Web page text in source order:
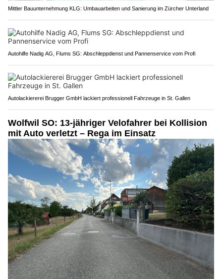
Mittler Bauunternehmung KLG: Umbauarbeiten und Sanierung im Zürcher Unterland
Autohilfe Nadig AG, Flums SG: Abschleppdienst und Pannenservice vom Profi
Autolackiererei Brugger GmbH lackiert professionell Fahrzeuge in St. Gallen
Wolfwil SO: 13-jähriger Velofahrer bei Kollision
mit Auto verletzt – Rega im Einsatz